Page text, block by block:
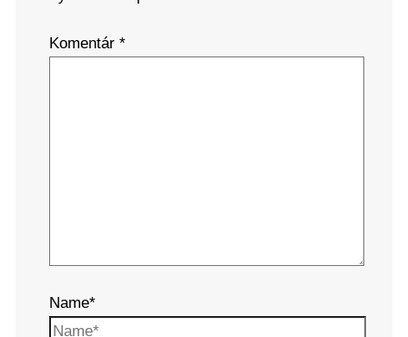
Komentár *
Name*